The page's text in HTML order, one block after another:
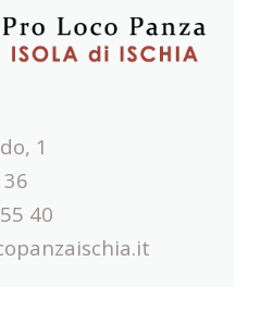
1
40